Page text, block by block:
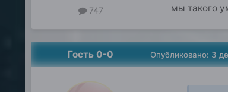
747
мы такого
Гость 0-0 Опубликовано: 3